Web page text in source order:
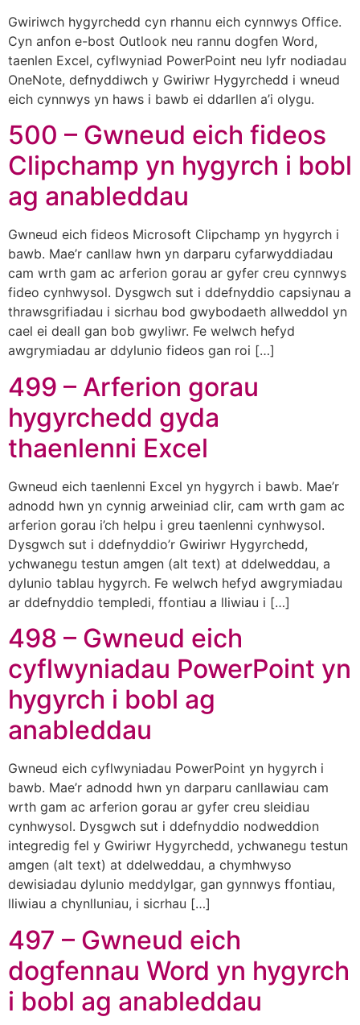
Gwiriwch hygyrchedd cyn rhannu eich cynnwys Office.
Cyn anfon e-bost Outlook neu rannu dogfen Word,
taenlen Excel, cyflwyniad PowerPoint neu lyfr nodiadau
OneNote, defnyddiwch y Gwiriwr Hygyrchedd i wneud
eich cynnwys yn haws i bawb ei ddarllen a’i olygu.
500 – Gwneud eich fideos
Clipchamp yn hygyrch i bobl
ag anableddau
Gwneud eich fideos Microsoft Clipchamp yn hygyrch i
bawb. Mae’r canllaw hwn yn darparu cyfarwyddiadau
cam wrth gam ac arferion gorau ar gyfer creu cynnwys
fideo cynhwysol. Dysgwch sut i ddefnyddio capsiynau a
thrawsgrifiadau i sicrhau bod gwybodaeth allweddol yn
cael ei deall gan bob gwyliwr. Fe welwch hefyd
awgrymiadau ar ddylunio fideos gan roi […]
499 – Arferion gorau
hygyrchedd gyda
thaenlenni Excel
Gwneud eich taenlenni Excel yn hygyrch i bawb. Mae’r
adnodd hwn yn cynnig arweiniad clir, cam wrth gam ac
arferion gorau i’ch helpu i greu taenlenni cynhwysol.
Dysgwch sut i ddefnyddio’r Gwiriwr Hygyrchedd,
ychwanegu testun amgen (alt text) at ddelweddau, a
dylunio tablau hygyrch. Fe welwch hefyd awgrymiadau
ar ddefnyddio templedi, ffontiau a lliwiau i […]
498 – Gwneud eich
cyflwyniadau PowerPoint yn
hygyrch i bobl ag
anableddau
Gwneud eich cyflwyniadau PowerPoint yn hygyrch i
bawb. Mae’r adnodd hwn yn darparu canllawiau cam
wrth gam ac arferion gorau ar gyfer creu sleidiau
cynhwysol. Dysgwch sut i ddefnyddio nodweddion
integredig fel y Gwiriwr Hygyrchedd, ychwanegu testun
amgen (alt text) at ddelweddau, a chymhwyso
dewisiadau dylunio meddylgar, gan gynnwys ffontiau,
lliwiau a chynlluniau, i sicrhau […]
497 – Gwneud eich
dogfennau Word yn hygyrch
i bobl ag anableddau